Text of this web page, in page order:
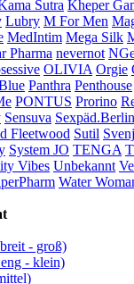
Sutra Kheper
Lubry M For Men
MedIntim Mega Silk
Pharma nevernot
OLIVIA Orgie
Panthra Penthouse
PONTUS Prorino
Sensuva Sexpäd.Berlin
Fleetwood Sutil
System JO TENGA
Vibes Unbekannt
Water
- groß)
- klein)